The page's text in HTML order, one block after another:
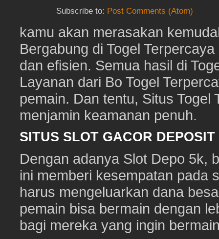
Subscribe to: Post Comments (Atom)
kamu akan merasakan
Bergabung di Togel
dan efisien. Semua hasil di
Layanan dari Bo Togel
pemain. Dan tentu, Situs
menjamin keamanan penuh.
SITUS SLOT GACOR
Dengan adanya Slot Depo 5k,
ini memberi kesempatan pada
harus mengeluarkan dana
pemain bisa bermain dengan
bagi mereka yang ingin